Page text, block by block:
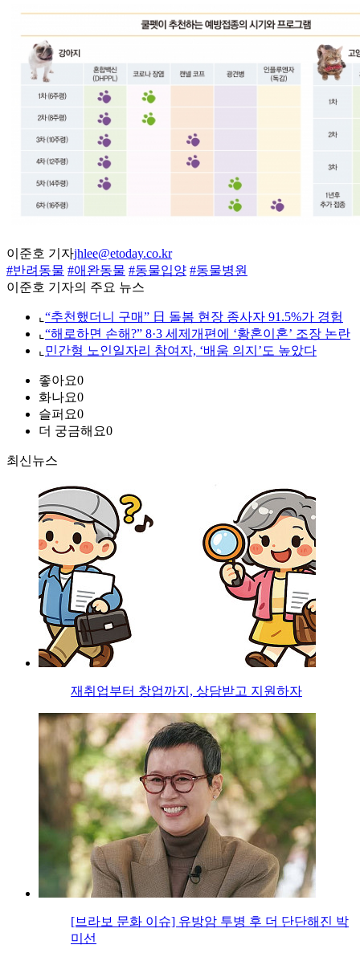
이준호 기자jhlee@etoday.co.kr
#반려동물 #애완동물 #동물입양 #동물병원
이준호 기자의 주요 뉴스
⌞ “추천했더니 구매” 日 돌봄 현장 종사자 91.5%가 경험
⌞ “해로하면 손해?” 8·3 세제개편에 ‘황혼이혼’ 조장 논란
⌞ 민간형 노인일자리 참여자, ‘배움 의지’도 높았다
좋아요0
화나요0
슬퍼요0
더 궁금해요0
최신뉴스
재취업부터 창업까지, 상담받고 지원하자
[브라보 문화 이슈] 유방암 투병 후 더 단단해진 박
미선